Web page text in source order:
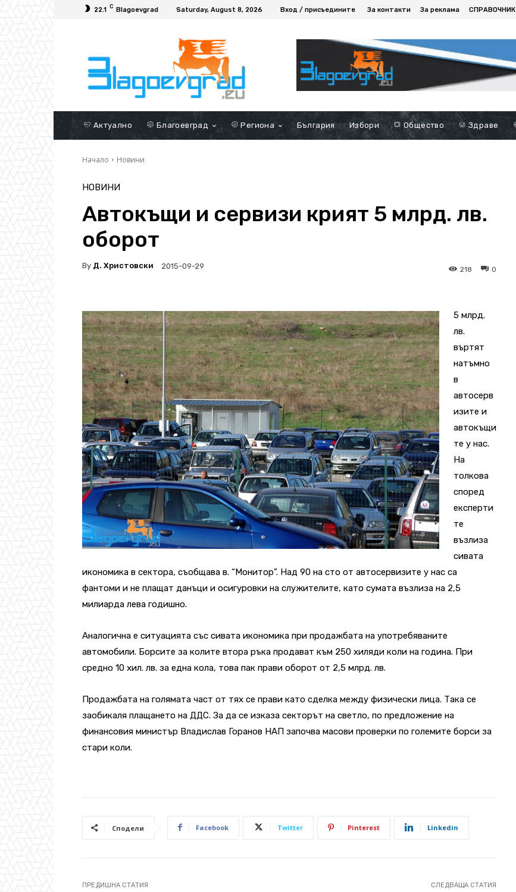
22.1 C Blagoevgrad Saturday, August 8, 2026 Вход / присъедините За контакти За реклама СПРАВОЧНИК
Актуално Благоевград Региона България Избори Общество Здраве
Начало Новини
НОВИНИ
Автокъщи и сервизи крият 5 млрд. лв.
оборот
By Д. Христовски 2015-09-29 0
218
5 млрд.
лв.
въртят
натъмно
в
автосерв
изите и
автокъщи
те у нас.
На
толкова
според
експерти
те
възлиза
сивата
икономика в сектора, съобщава в. “Монитор”. Над 90 на сто от автосервизите у нас са
фантоми и не плащат данъци и осигуровки на служителите, като сумата възлиза на 2,5
милиарда лева годишно.
Аналогична е ситуацията със сивата икономика при продажбата на употребяваните
автомобили. Борсите за колите втора ръка продават към 250 хиляди коли на година. При
средно 10 хил. лв. за една кола, това пак прави оборот от 2,5 млрд. лв.
Продажбата на голямата част от тях се прави като сделка между физически лица. Така се
заобикаля плащането на ДДС. За да се изказа секторът на светло, по предложение на
финансовия министър Владислав Горанов НАП започва масови проверки по големите борси за
стари коли.
Сподели Facebook Twitter Pinterest Linkedin
ПРЕДИШНА СТАТИЯ СЛЕДВАЩА СТАТИЯ